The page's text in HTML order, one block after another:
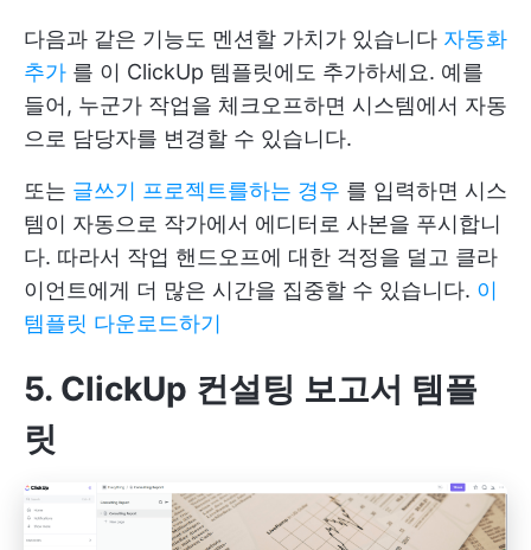
다음과 같은 기능도 멘션할 가치가 있습니다 자동화
추가 를 이 ClickUp 템플릿에도 추가하세요. 예를
들어, 누군가 작업을 체크오프하면 시스템에서 자동
으로 담당자를 변경할 수 있습니다.
또는 글쓰기 프로젝트를하는 경우 를 입력하면 시스
템이 자동으로 작가에서 에디터로 사본을 푸시합니
다. 따라서 작업 핸드오프에 대한 걱정을 덜고 클라
이언트에게 더 많은 시간을 집중할 수 있습니다. 이
템플릿 다운로드하기
5. ClickUp 컨설팅 보고서 템플
릿